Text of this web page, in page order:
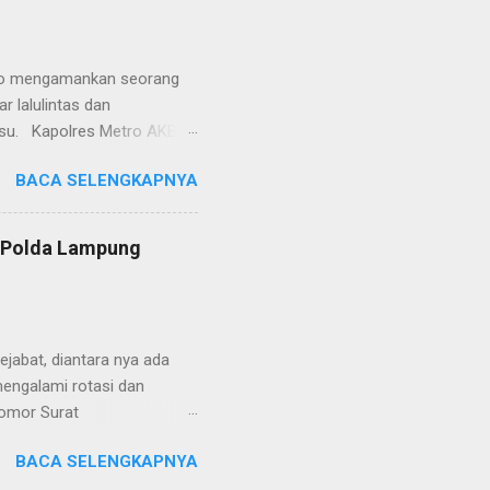
ketika telah
mengamankan seorang
lalulintas dan
Kapolres Metro AKBP
Taqwa, Jalan AH
Polres Metro
tepatnya di TL Taqwa
bongkar muat tepung
BACA SELENGKAPNYA
Lampung
diantara nya ada
rotasi dan
Surat
tersebut ada
BACA SELENGKAPNYA